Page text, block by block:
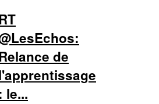
de
: le...